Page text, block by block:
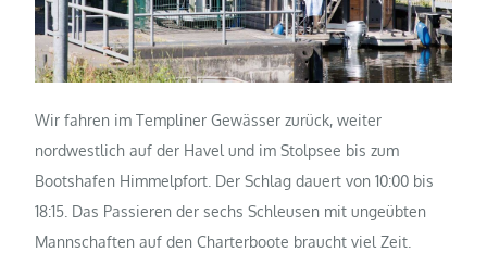
Wir fahren im Templiner Gewässer zurück, weiter
nordwestlich auf der Havel und im Stolpsee bis zum
Bootshafen Himmelpfort. Der Schlag dauert von 10:00 bis
18:15. Das Passieren der sechs Schleusen mit ungeübten
Mannschaften auf den Charterboote braucht viel Zeit.